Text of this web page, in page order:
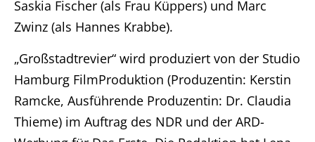
Saskia Fischer (als Frau Küppers) und Marc
Zwinz (als Hannes Krabbe).
„Großstadtrevier“ wird produziert von der Studio
Hamburg FilmProduktion (Produzentin: Kerstin
Ramcke, Ausführende Produzentin: Dr. Claudia
Thieme) im Auftrag des NDR und der ARD-
Produktionen
Presse
Karriere
Kontakt